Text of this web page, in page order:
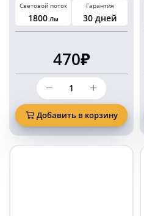
Световой поток
1800 Лм
Гарантия
30 дней
470₽
Количество
товара
Фара
дальнего
света
KARAVAN-
G000325S
Добавить в корзину